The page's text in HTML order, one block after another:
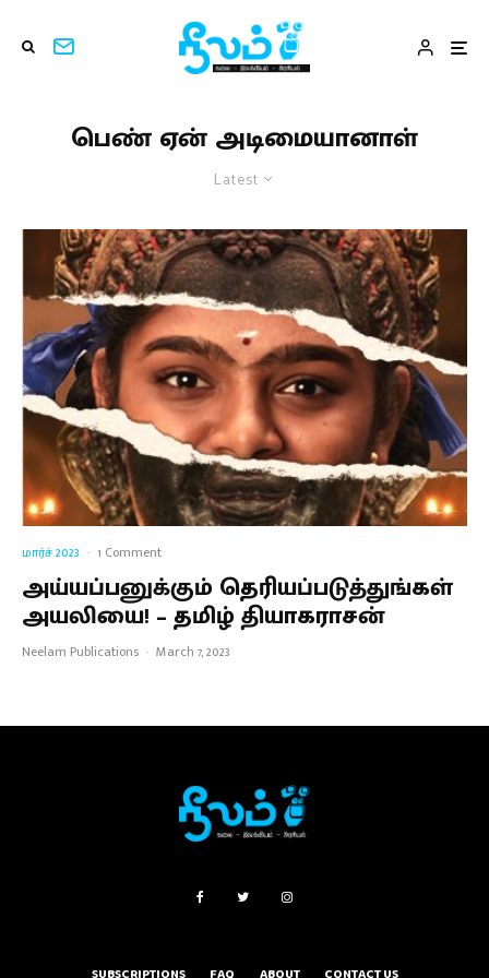
பெண் ஏன் அடிமையானாள்
Latest
மார்ச் 2023 · 1 Comment
அய்யப்பனுக்கும் தெரியப்படுத்துங்கள்
அயலியை! – தமிழ் தியாகராசன்
Neelam Publications · March 7, 2023